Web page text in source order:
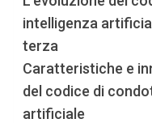
intelligenza
terza
Caratteristiche e
del codice di
artificiale